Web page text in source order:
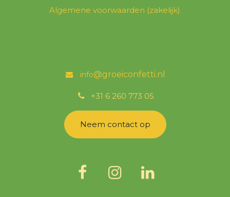
info@groeiconfetti.nl
+31 6 260 773 05
Neem contact op
Algemene voorwaarden (zakelijk)